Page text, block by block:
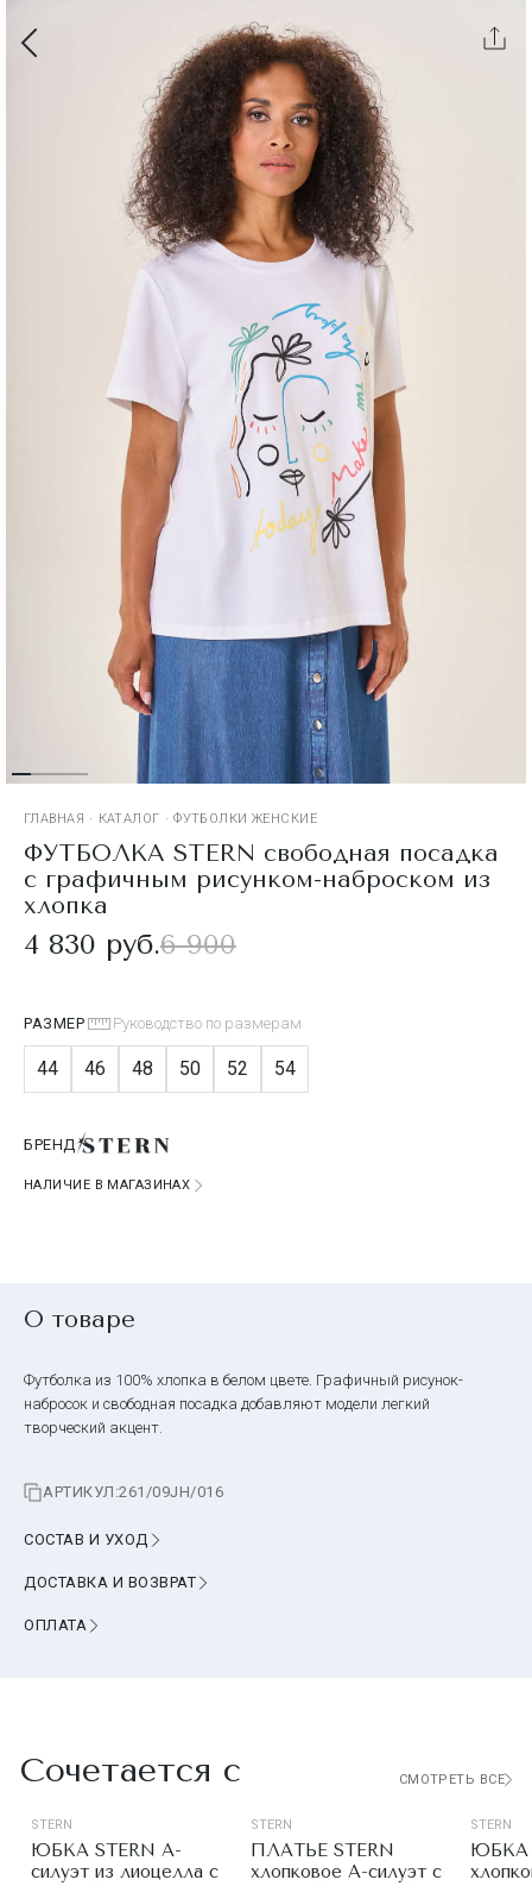
ГЛАВНАЯ · КАТАЛОГ · ФУТБОЛКИ ЖЕНСКИЕ
ФУТБОЛКА STERN свободная посадка
с графичным рисунком-наброском из
хлопка
4 830 руб.6 900
РАЗМЕР Руководство по размерам
44 46 48 50 52 54
БРЕНД
НАЛИЧИЕ В МАГАЗИНАХ
О товаре
Футболка из 100% хлопка в белом цвете. Графичный рисунок-
набросок и свободная посадка добавляют модели легкий
творческий акцент.
АРТИКУЛ:261/09JH/016
СОСТАВ И УХОД
ДОСТАВКА И ВОЗВРАТ
ОПЛАТА
Сочетается с СМОТРЕТЬ ВСЕ
STERN
ЮБКА STERN А-
силуэт из лиоцелла с
STERN
ПЛАТЬЕ STERN
хлопковое А-силуэт с
STERN
ЮБКА